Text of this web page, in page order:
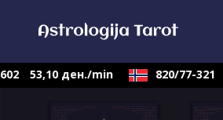
53,10 ден./min 820/77-321